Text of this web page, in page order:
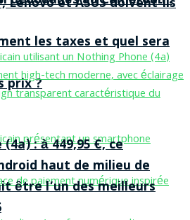
les taxes et quel sera
prix ?
Lenovo et ASUS doivent-ils
: à 449,95 €, ce
haut de milieu de
être l’un des meilleurs